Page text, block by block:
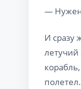
— Нужен
И сразу
летучий
полетел.